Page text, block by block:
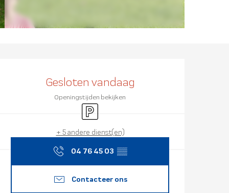
Gesloten vandaag
Openingstijden bekijken
Parkeerplaats
+ 5 andere dienst(en)
04 76 45 03 ▒▒
Contacteer ons